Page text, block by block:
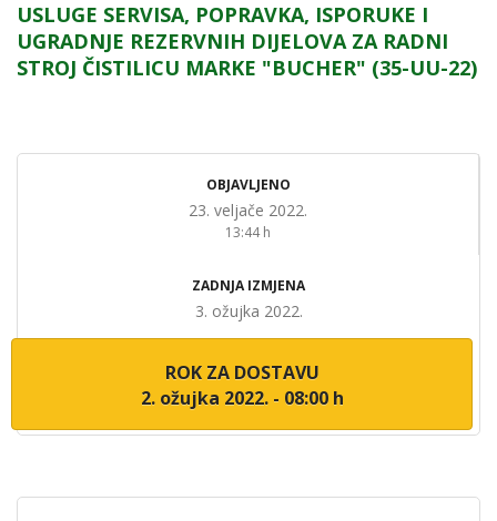
USLUGE SERVISA, POPRAVKA, ISPORUKE I
UGRADNJE REZERVNIH DIJELOVA ZA RADNI
STROJ ČISTILICU MARKE "BUCHER" (35-UU-22)
OBJAVLJENO
23. veljače 2022.
13:44 h
ZADNJA IZMJENA
3. ožujka 2022.
ROK ZA DOSTAVU
2. ožujka 2022. - 08:00 h